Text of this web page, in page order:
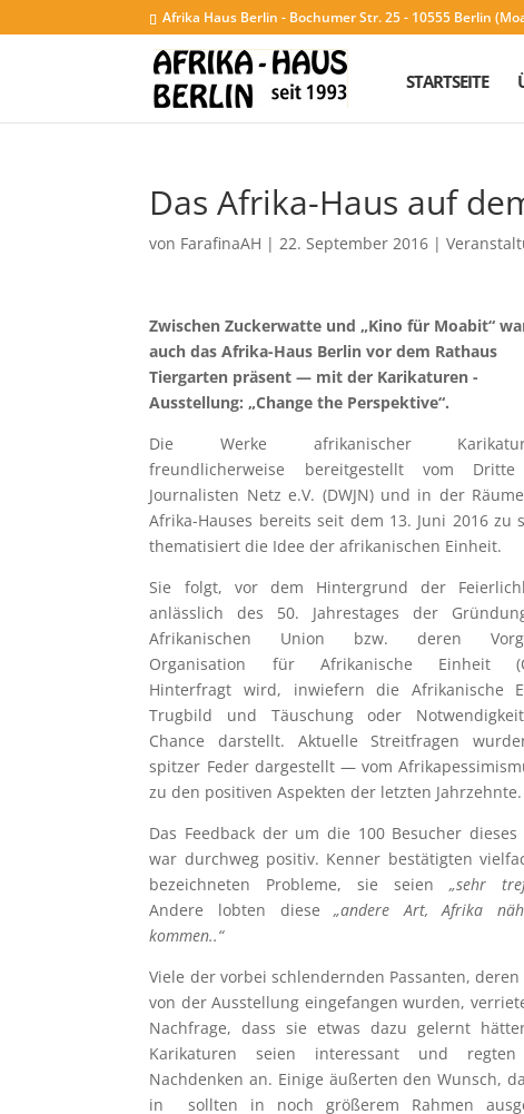
Afrika Haus Berlin - Bochumer Str. 25 - 10555 Berlin
STARTSEITE
Das Afrika-Haus auf
von FarafinaAH |22. September 2016 |
Zwischen Zuckerwatte und „Kino für Moabit“
auch das Afrika-Haus Berlin vor dem Rathaus
Tiergarten präsent — mit der Karikaturen -
Ausstellung: „Change the Perspektive“.
Die Werke afrikanischer
freundlicherweise bereitgestellt vom
Journalisten Netz e.V. (DWJN) und in der
Afrika-Hauses bereits seit dem 13. Juni 2016 zu
thematisiert die Idee der afrikanischen Einheit.
Sie folgt, vor dem Hintergrund der
anlässlich des 50. Jahrestages der
Afrikanischen Union bzw. deren
Organisation für Afrikanische Einheit
Hinterfragt wird, inwiefern die Afrikanische
Trugbild und Täuschung oder
Chance darstellt. Aktuelle Streitfragen
spitzer Feder dargestellt — vom
zu den positiven Aspekten der letzten Jahrzehnte.
Das Feedback der um die 100 Besucher dieses
war durchweg positiv. Kenner bestätigten
bezeichneten Probleme, sie seien„sehr
Andere lobten diese„andere Art, Afrika
kommen..“
Viele der vorbei schlendernden Passanten, deren
von der Ausstellung eingefangen wurden,
Nachfrage, dass sie etwas dazu gelernt
Karikaturen seien interessant und
Nachdenken an. Einige äußerten den Wunsch,
in sollten in noch größerem Rahmen